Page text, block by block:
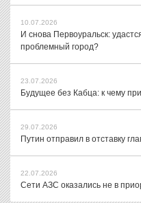
10.07.2026
И снова Первоуральск:
проблемный город?
23.07.2026
Будущее без Кабца: к чему
29.07.2026
Путин отправил в отставку
22.07.2026
Сети АЗС оказались не в